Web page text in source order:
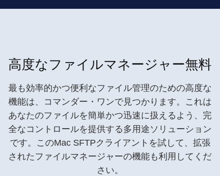
高度なファイルマネージャー無料
最も効率的かつ便利なファイル管理のための高度な
機能は、コマンダー・ワンで見つかります。これは
あなたのファイルを簡単かつ迅速に扱えるよう、完
全なコントロールを提供する多用途ソリューション
です。このMac SFTPクライアントを試して、拡張
されたファイルマネージャーの機能も利用してくだ
さい。